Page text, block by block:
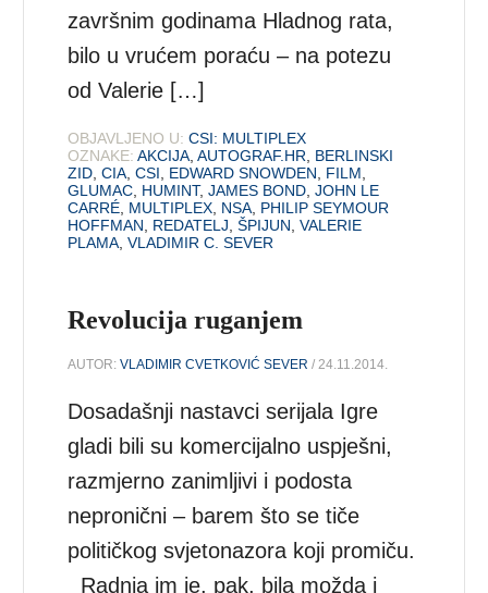
završnim godinama Hladnog rata,
bilo u vrućem poraću – na potezu
od Valerie […]
OBJAVLJENO U: CSI: MULTIPLEX
OZNAKE: AKCIJA,AUTOGRAF.HR, BERLINSKI
ZID,CIA,CSI, EDWARD SNOWDEN, FILM,
GLUMAC, HUMINT,JAMES BOND,JOHN LE
CARRÉ, MULTIPLEX, NSA, PHILIP SEYMOUR
HOFFMAN, REDATELJ,ŠPIJUN,VALERIE
PLAMA,VLADIMIR C. SEVER
Revolucija ruganjem
AUTOR:VLADIMIR CVETKOVIĆ SEVER / 24.11.2014.
Dosadašnji nastavci serijala Igre
gladi bili su komercijalno uspješni,
razmjerno zanimljivi i podosta
nepronični – barem što se tiče
političkog svjetonazora koji promiču.
Radnja im je, pak, bila možda i